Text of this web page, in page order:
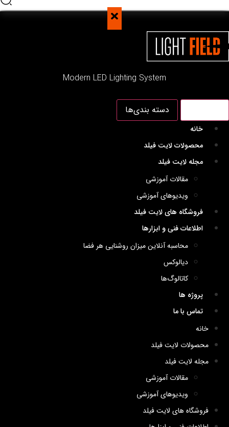
Modern LED Lighting System
دسته بندی‌ها
خانه
محصولات لایت فیلد
مجله لایت فیلد
مقالات آموزشی
ویدیوهای آموزشی
فروشگاه های لایت فیلد
اطلاعات فنی و ابزارها
محاسبه آنلاین میزان روشنایی هر فضا
دیالوکس
کاتالوگ‌ها
پروژه ها
تماس با ما
خانه
محصولات لایت فیلد
مجله لایت فیلد
مقالات آموزشی
ویدیوهای آموزشی
فروشگاه های لایت فیلد